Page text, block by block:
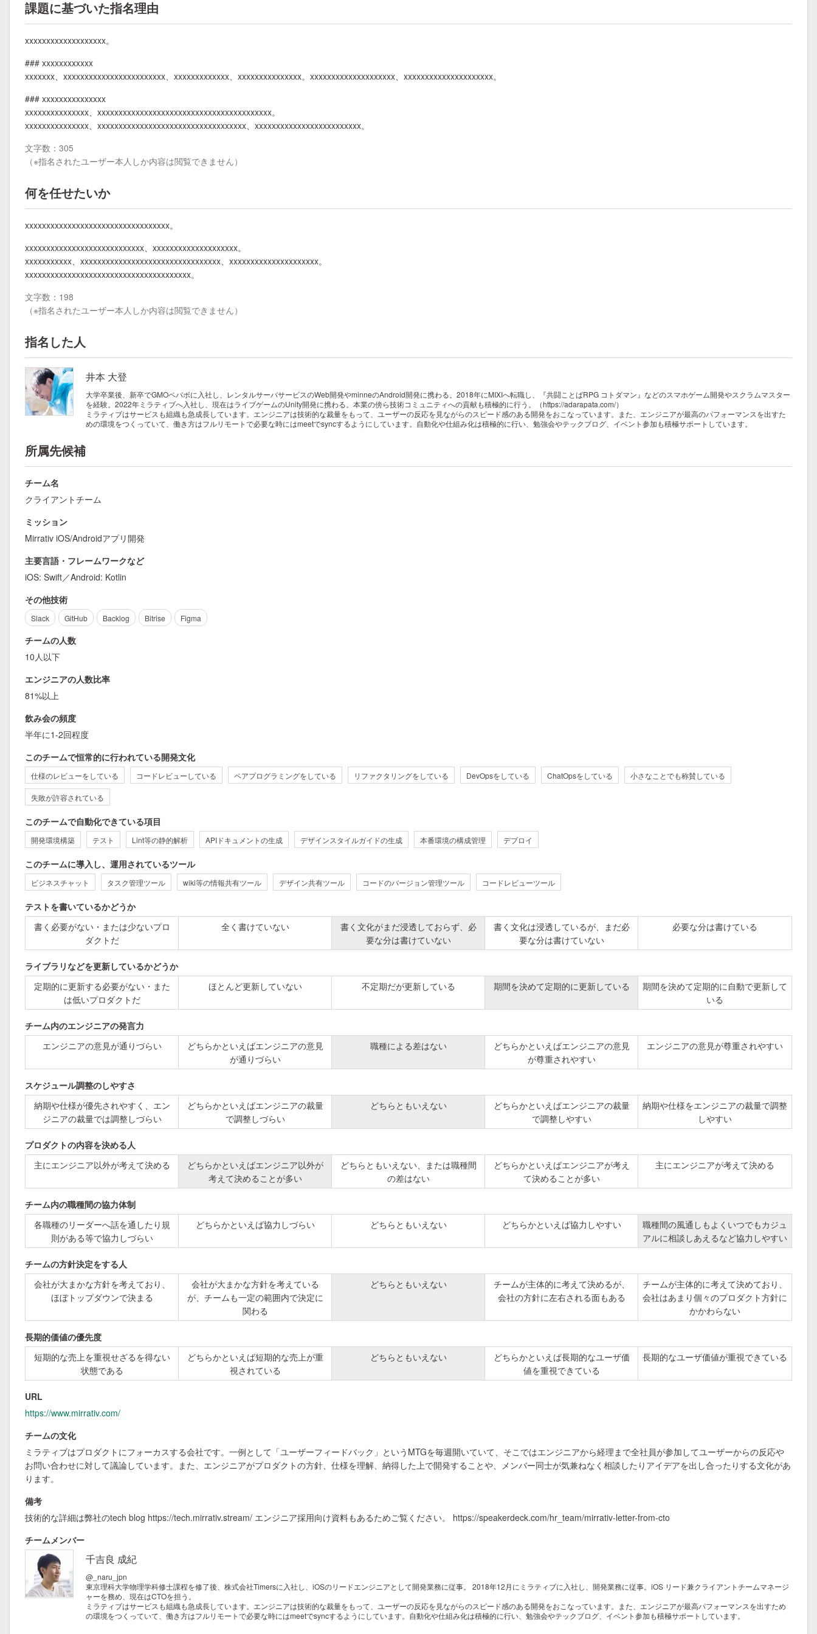
課題に基づいた指名理由
xxxxxxxxxxxxxxxxxxx。
### xxxxxxxxxxxx
xxxxxxx、xxxxxxxxxxxxxxxxxxxxxxxx、xxxxxxxxxxxxx、xxxxxxxxxxxxxxx。xxxxxxxxxxxxxxxxxxxx、xxxxxxxxxxxxxxxxxxxxx。
### xxxxxxxxxxxxxxx
xxxxxxxxxxxxxxx、xxxxxxxxxxxxxxxxxxxxxxxxxxxxxxxxxxxxxxxxx。
xxxxxxxxxxxxxxx、xxxxxxxxxxxxxxxxxxxxxxxxxxxxxxxxxxx、xxxxxxxxxxxxxxxxxxxxxxxxx。
文字数：305
（※指名されたユーザー本人しか内容は閲覧できません）
何を任せたいか
xxxxxxxxxxxxxxxxxxxxxxxxxxxxxxxxxx。
xxxxxxxxxxxxxxxxxxxxxxxxxxxx、xxxxxxxxxxxxxxxxxxxx。
xxxxxxxxxxx、xxxxxxxxxxxxxxxxxxxxxxxxxxxxxxxxx、xxxxxxxxxxxxxxxxxxxxx。
xxxxxxxxxxxxxxxxxxxxxxxxxxxxxxxxxxxxxxx。
文字数：198
（※指名されたユーザー本人しか内容は閲覧できません）
指名した人
井本 大登
大学卒業後、新卒でGMOペパボに入社し、レンタルサーバサービスのWeb開発やminneのAndroid開発に携わる。2018年にMIXIへ転職し、『共闘ことばRPG コトダマン』などのスマホゲーム開発やスクラムマスター
を経験。2022年ミラティブへ入社し、現在はライブゲームのUnity開発に携わる。本業の傍ら技術コミュニティへの貢献も積極的に行う。（https://adarapata.com/）
ミラティブはサービスも組織も急成長しています。エンジニアは技術的な裁量をもって、ユーザーの反応を見ながらのスピード感のある開発をおこなっています。また、エンジニアが最高のパフォーマンスを出すた
めの環境をつくっていて、働き方はフルリモートで必要な時にはmeetでsyncするようにしています。自動化や仕組み化は積極的に行い、勉強会やテックブログ、イベント参加も積極サポートしています。
所属先候補
チーム名
クライアントチーム
ミッション
Mirrativ iOS/Androidアプリ開発
主要言語・フレームワークなど
iOS: Swift／Android: Kotlin
その他技術
Slack GitHub Backlog Bitrise Figma
チームの人数
10人以下
エンジニアの人数比率
81%以上
飲み会の頻度
半年に1-2回程度
このチームで恒常的に行われている開発文化
仕様のレビューをしている コードレビューしている ペアプログラミングをしている リファクタリングをしている DevOpsをしている ChatOpsをしている 小さなことでも称賛している
失敗が許容されている
このチームで自動化できている項目
開発環境構築 テスト Lint等の静的解析 APIドキュメントの生成 デザインスタイルガイドの生成 本番環境の構成管理 デプロイ
このチームに導入し、運用されているツール
ビジネスチャット タスク管理ツール wiki等の情報共有ツール デザイン共有ツール コードのバージョン管理ツール コードレビューツール
テストを書いているかどうか
書く必要がない・または少ないプロ
ダクトだ
全く書けていない
書く文化がまだ浸透しておらず、必
要な分は書けていない
書く文化は浸透しているが、まだ必
要な分は書けていない
必要な分は書けている
ライブラリなどを更新しているかどうか
定期的に更新する必要がない・また
は低いプロダクトだ
ほとんど更新していない 不定期だが更新している 期間を決めて定期的に更新している
期間を決めて定期的に自動で更新して
いる
チーム内のエンジニアの発言力
エンジニアの意見が通りづらい
どちらかといえばエンジニアの意見
が通りづらい
職種による差はない
どちらかといえばエンジニアの意見
が尊重されやすい
エンジニアの意見が尊重されやすい
スケジュール調整のしやすさ
納期や仕様が優先されやすく、エン
ジニアの裁量では調整しづらい
どちらかといえばエンジニアの裁量
で調整しづらい
どちらともいえない
どちらかといえばエンジニアの裁量
で調整しやすい
納期や仕様をエンジニアの裁量で調整
しやすい
プロダクトの内容を決める人
主にエンジニア以外が考えて決める
どちらかといえばエンジニア以外が
考えて決めることが多い
どちらともいえない、または職種間
の差はない
どちらかといえばエンジニアが考え
て決めることが多い
主にエンジニアが考えて決める
チーム内の職種間の協力体制
各職種のリーダーへ話を通したり規
則がある等で協力しづらい
どちらかといえば協力しづらい どちらともいえない どちらかといえば協力しやすい
職種間の風通しもよくいつでもカジュ
アルに相談しあえるなど協力しやすい
チームの方針決定をする人
会社が大まかな方針を考えており、
ほぼトップダウンで決まる
会社が大まかな方針を考えている
が、チームも一定の範囲内で決定に
関わる
どちらともいえない
チームが主体的に考えて決めるが、
会社の方針に左右される面もある
チームが主体的に考えて決めており、
会社はあまり個々のプロダクト方針に
かかわらない
長期的価値の優先度
短期的な売上を重視せざるを得ない
状態である
どちらかといえば短期的な売上が重
視されている
どちらともいえない
どちらかといえば長期的なユーザ価
値を重視できている
長期的なユーザ価値が重視できている
URL
https://www.mirrativ.com/
チームの文化
ミラティブはプロダクトにフォーカスする会社です。一例として「ユーザーフィードバック」というMTGを毎週開いていて、そこではエンジニアから経理まで全社員が参加してユーザーからの反応や
お問い合わせに対して議論しています。また、エンジニアがプロダクトの方針、仕様を理解、納得した上で開発することや、メンバー同士が気兼ねなく相談したりアイデアを出し合ったりする文化があ
ります。
備考
技術的な詳細は弊社のtech blog https://tech.mirrativ.stream/ エンジニア採用向け資料もあるためご覧ください。 https://speakerdeck.com/hr_team/mirrativ-letter-from-cto
チームメンバー
千吉良 成紀
@_naru_jpn
東京理科大学物理学科修士課程を修了後、株式会社Timersに入社し、iOSのリードエンジニアとして開発業務に従事。 2018年12月にミラティブに入社し、開発業務に従事。iOS リード兼クライアントチームマネージ
ャーを務め、現在はCTOを担う。
ミラティブはサービスも組織も急成長しています。エンジニアは技術的な裁量をもって、ユーザーの反応を見ながらのスピード感のある開発をおこなっています。また、エンジニアが最高パフォーマンスを出すため
の環境をつくっていて、働き方はフルリモートで必要な時にはmeetでsyncするようにしています。自動化や仕組み化は積極的に行い、勉強会やテックブログ、イベント参加も積極サポートしています。